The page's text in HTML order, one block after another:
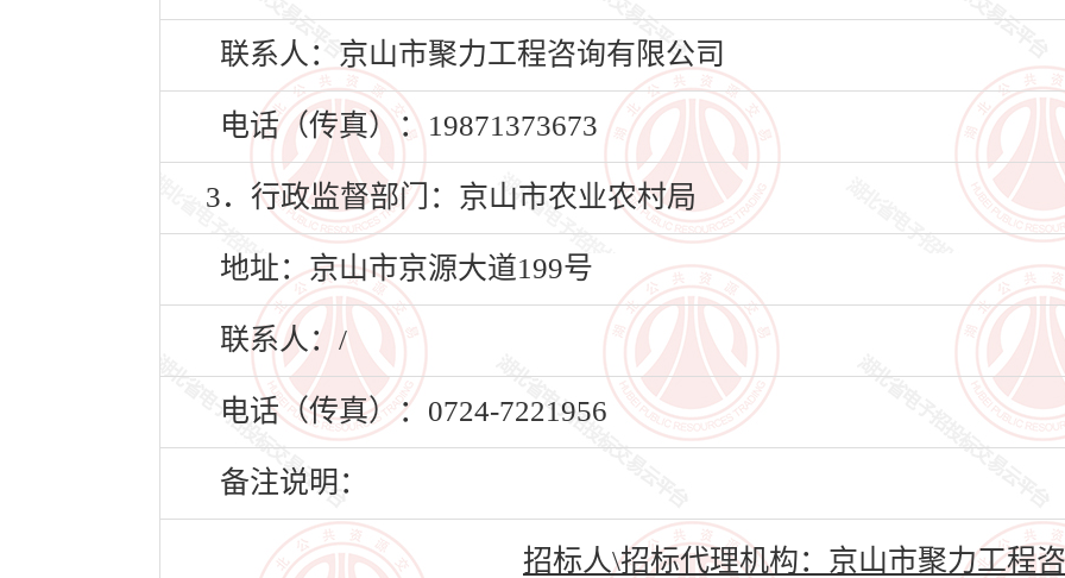
联系人：京山市聚力工程咨询有限公司
电话（传真）：19871373673
3．行政监督部门：京山市农业农村局
地址：京山市京源大道199号
联系人：/
电话（传真）：0724-7221956
备注说明：
招标人\招标代理机构：京山市聚力工程